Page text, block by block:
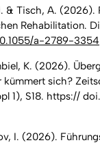
& Tisch, A. (2026).
Rehabilitation.
a-2789-3354
K. (2026).
kümmert sich?
1), S18. https://
I. (2026).